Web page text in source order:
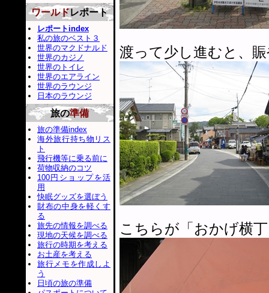
渡って少し進むと、
こちらが「おかげ横
ワールドレポート
レポートindex
私の旅のベスト３
世界のマクドナルド
世界のカジノ
世界のトイレ
世界のエアライン
世界のラウンジ
日本のラウンジ
旅の準備
旅の準備index
海外旅行持ち物リス
ト
飛行機等に乗る前に
荷物収納のコツ
100円ショップを活
用
快眠グッズを選ぼう
財布の中身を軽くす
る
旅先の情報を調べる
現地の天候を調べる
旅行の時期を考える
お土産を考える
旅行メモを作成しよ
う
日頃の旅の準備